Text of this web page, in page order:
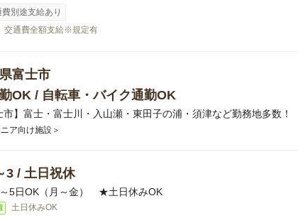
別途支給あり
交通費全額支給※規定有
富士市
OK / 自転車・バイク通勤OK
市】富士・富士川・入山瀬・東田子の浦・須津など勤務地多数！
ニア向け施設＞
3 / 土日祝休
5日OK（月～金） ★土日休みOK
土日休みOK